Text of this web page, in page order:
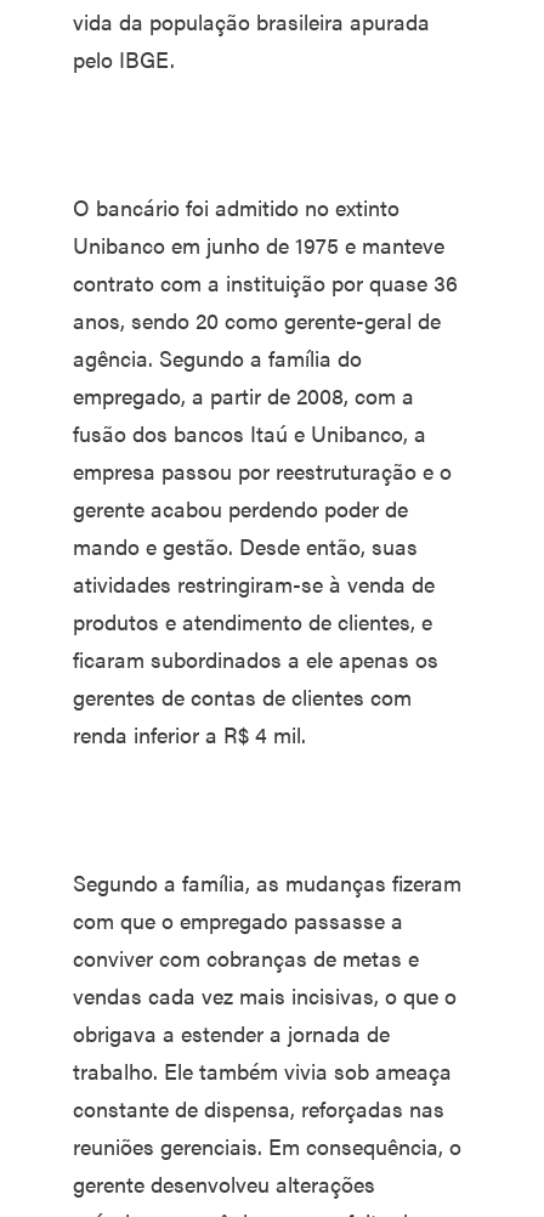
vida da população brasileira apurada
pelo IBGE.
O bancário foi admitido no extinto
Unibanco em junho de 1975 e manteve
contrato com a instituição por quase 36
anos, sendo 20 como gerente-geral de
agência. Segundo a família do
empregado, a partir de 2008, com a
fusão dos bancos Itaú e Unibanco, a
empresa passou por reestruturação e o
gerente acabou perdendo poder de
mando e gestão. Desde então, suas
atividades restringiram-se à venda de
produtos e atendimento de clientes, e
ficaram subordinados a ele apenas os
gerentes de contas de clientes com
renda inferior a R$ 4 mil.
Segundo a família, as mudanças fizeram
com que o empregado passasse a
conviver com cobranças de metas e
vendas cada vez mais incisivas, o que o
obrigava a estender a jornada de
trabalho. Ele também vivia sob ameaça
constante de dispensa, reforçadas nas
reuniões gerenciais. Em consequência, o
gerente desenvolveu alterações